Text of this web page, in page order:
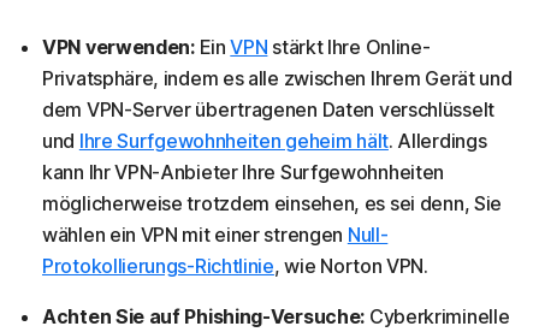
VPN verwenden: EinVPN stärkt Ihre Online-
Privatsphäre, indem es alle zwischen Ihrem Gerät und
dem VPN-Server übertragenen Daten verschlüsselt
und Ihre Surfgewohnheiten geheim hält. Allerdings
kann Ihr VPN-Anbieter Ihre Surfgewohnheiten
möglicherweise trotzdem einsehen, es sei denn, Sie
wählen ein VPN mit einer strengen Null-
Protokollierungs-Richtlinie, wie Norton VPN.
Achten Sie auf Phishing-Versuche: Cyberkriminelle